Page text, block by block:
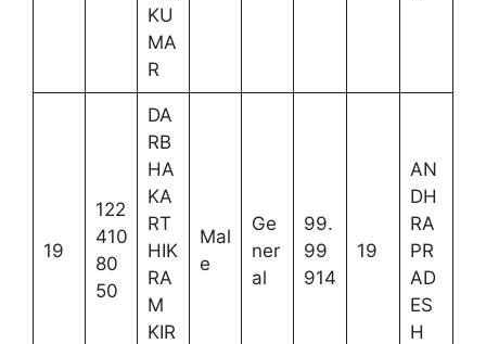
KU
MA
R
19
122
410
80
50
DA
RB
HA
KA
RT
HIK
RA
M
KIR
Mal
e
Ge
ner
al
99.
99
914
19
AN
DH
RA
PR
AD
ES
H